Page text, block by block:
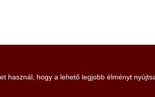
használ, hogy a lehető legjobb élményt